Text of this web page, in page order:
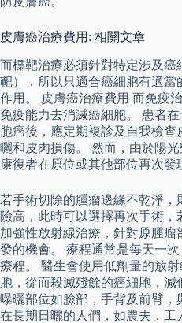
皮膚癌治療費用: 相關文章
而標靶治療必須針對特定涉及
靶），所以只適合癌細胞有適
作用。 皮膚癌治療費用 而免疫
免疫能力去消滅癌細胞。 患者
胞癌後，應定期複診及自我檢
曬和皮肉損傷。 然而，由於陽
康復者在原位或其他部位再次發
若手術切除的腫瘤邊緣不乾淨
險高，此時可以選擇再次手術
加強性放射線治療，針對原腫
發的機會。 療程通常是每天一
療程。 醫生會使用低劑量的放
胞，從而殺滅殘餘的癌細胞，
曝曬部位如臉部，手背及前臂
在長期日曬的人們，如農夫，